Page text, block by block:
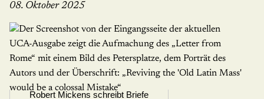
08. Oktober 2025
Robert Mickens schreibt Briefe